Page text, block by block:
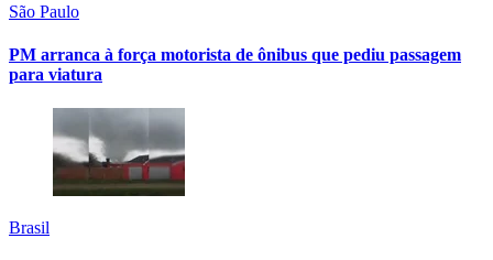
São Paulo
PM arranca à força motorista de ônibus que pediu passagem
para viatura
Brasil